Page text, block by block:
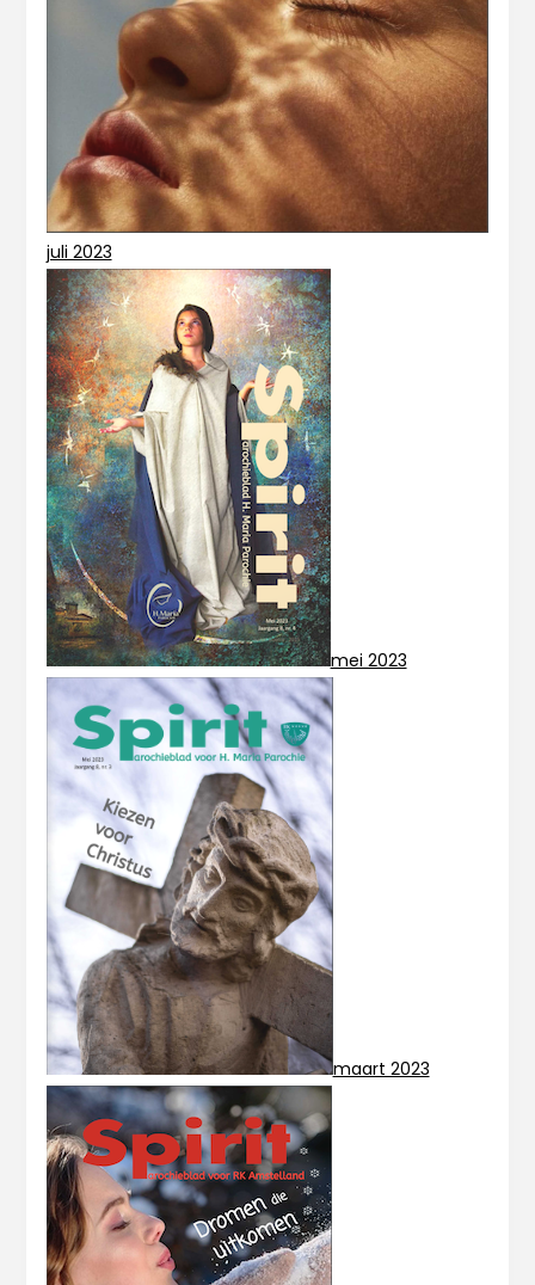
juli 2023
mei 2023
maart 2023